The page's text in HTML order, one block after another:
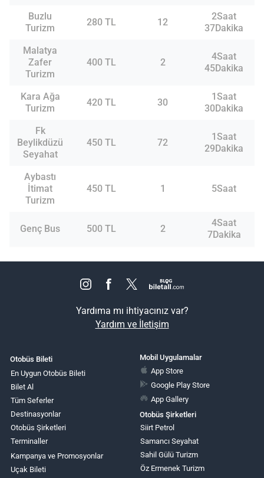
Buzlu
Turizm
280 TL 12
2Saat
37Dakika
Malatya
Zafer
Turizm
400 TL 2
4Saat
45Dakika
Kara Ağa
Turizm
420 TL 30
1Saat
30Dakika
Fk
Beylikdüzü
Seyahat
450 TL 72
1Saat
29Dakika
Aybastı
İtimat
Turizm
450 TL 1 5Saat
Genç Bus 500 TL 2
4Saat
7Dakika
Yardıma mı ihtiyacınız var?
Yardım ve İletişim
Otobüs Bileti
En Uygun Otobüs Bileti
Bilet Al
Tüm Seferler
Destinasyonlar
Otobüs Şirketleri
Terminaller
Kampanya ve Promosyonlar
Uçak Bileti
Mobil Uygulamalar
App Store
Google Play Store
App Gallery
Otobüs Şirketleri
Siirt Petrol
Samancı Seyahat
Sahil Gülü Turizm
Öz Ermenek Turizm